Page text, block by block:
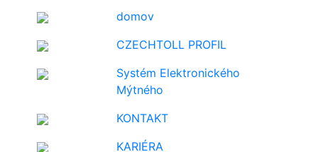
domov
CZECHTOLL PROFIL
Systém Elektronického
Mýtného
KONTAKT
KARIÉRA